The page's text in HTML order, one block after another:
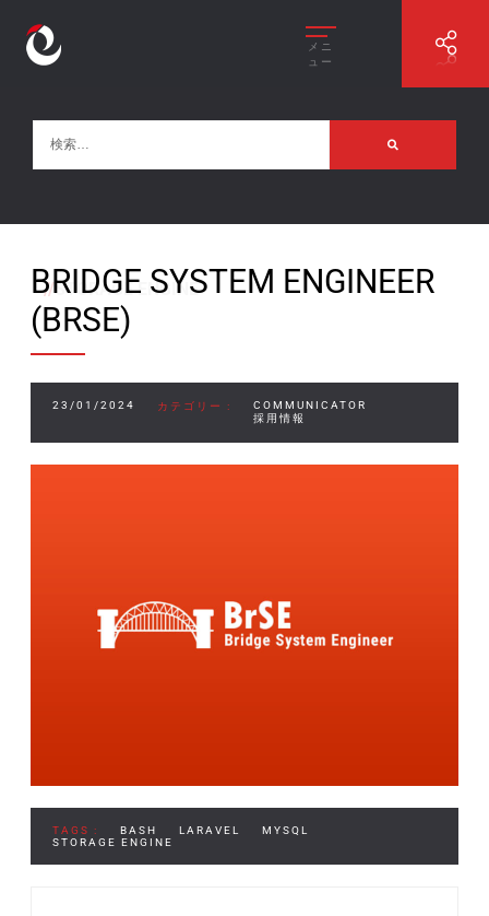
メニ
ュー
//STORAGE ENGINE
BRIDGE SYSTEM ENGINEER
(BRSE)
23/01/2024 カテゴリー :
COMMUNICATOR
採用情報
TAGS : BASH LARAVEL
MYSQL
STORAGE ENGINE